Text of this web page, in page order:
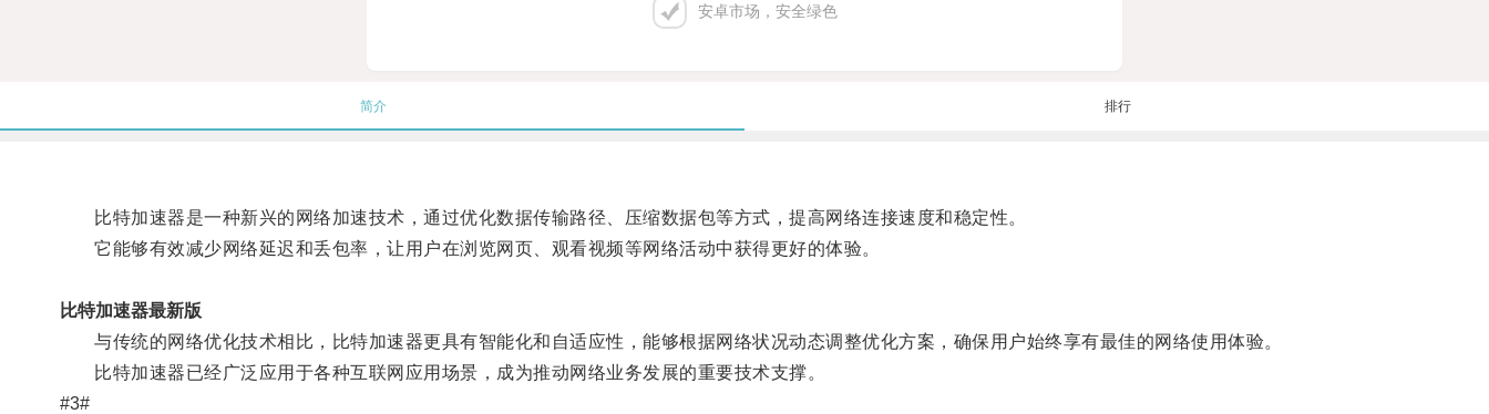
安卓市场，安全绿色
简介 排行
比特加速器是一种新兴的网络加速技术，通过优化数据传输路径、压缩数据包等方式，提高网络连接速度和稳定性。
它能够有效减少网络延迟和丢包率，让用户在浏览网页、观看视频等网络活动中获得更好的体验。
比特加速器最新版
与传统的网络优化技术相比，比特加速器更具有智能化和自适应性，能够根据网络状况动态调整优化方案，确保用户始终享有最佳的网络使用体验。
比特加速器已经广泛应用于各种互联网应用场景，成为推动网络业务发展的重要技术支撑。
#3#